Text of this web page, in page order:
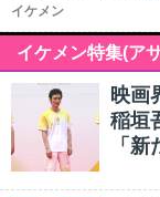
イケメン
イケメン特集(ア
映画
稲垣
「